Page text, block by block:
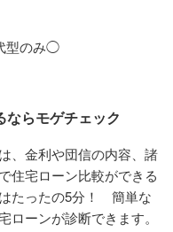
型のみ◯
ならモゲチェック
は、金利や団信の内容、諸
住宅ローン比較ができる
たったの5分！ 簡単な
ーンが診断できます。